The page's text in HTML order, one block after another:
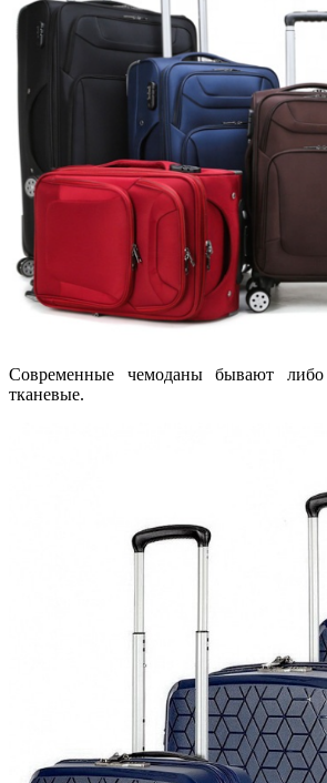
Современные чемоданы бывают либо
тканевые.